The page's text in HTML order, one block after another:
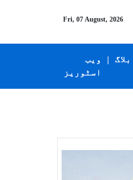
Fri, 07 August, 2026
ویب
اسٹوریز
| بلاگ